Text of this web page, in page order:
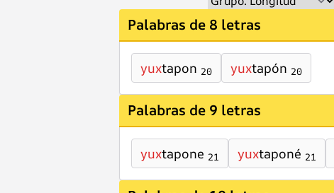
Palabras de 8 letras
yuxtapon 20 yuxtapón 20
Palabras de 9 letras
yuxtapone 21 yuxtaponé 21